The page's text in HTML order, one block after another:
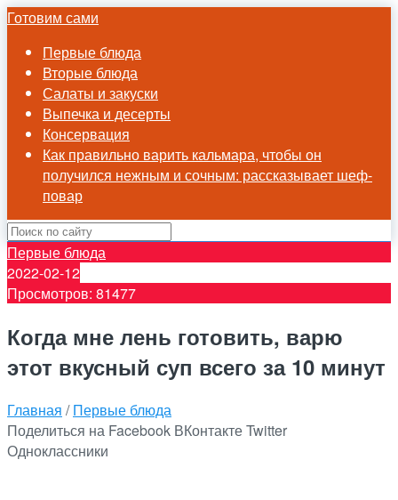
Готовим сами
Первые блюда
Вторые блюда
Салаты и закуски
Выпечка и десерты
Консервация
Как правильно варить кальмара, чтобы он
получился нежным и сочным: рассказывает шеф-
повар
Первые блюда
2022-02-12
Просмотров: 81477
Когда мне лень готовить, варю
этот вкусный суп всего за 10 минут
Главная /Первые блюда
Поделиться на Facebook ВКонтактеTwitter
Одноклассники